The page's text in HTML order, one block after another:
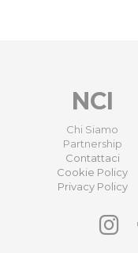
NCI
Chi Siamo
Partnership
Contattaci
Cookie Policy
Privacy Policy